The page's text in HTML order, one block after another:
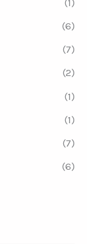
(6)
(7)
(2)
(1)
(1)
(7)
(6)